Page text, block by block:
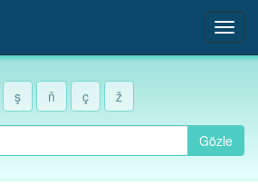
ş ň ç ž
Gözle